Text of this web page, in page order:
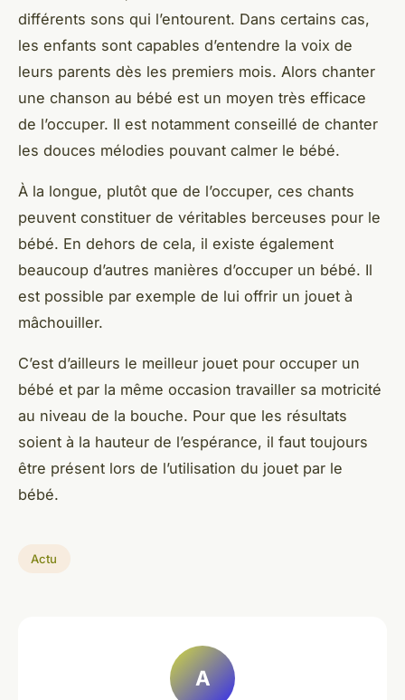
différents sons qui l’entourent. Dans certains cas,
les enfants sont capables d’entendre la voix de
leurs parents dès les premiers mois. Alors chanter
une chanson au bébé est un moyen très efficace
de l’occuper. Il est notamment conseillé de chanter
les douces mélodies pouvant calmer le bébé.
À la longue, plutôt que de l’occuper, ces chants
peuvent constituer de véritables berceuses pour le
bébé. En dehors de cela, il existe également
beaucoup d’autres manières d’occuper un bébé. Il
est possible par exemple de lui offrir un jouet à
mâchouiller.
C’est d’ailleurs le meilleur jouet pour occuper un
bébé et par la même occasion travailler sa motricité
au niveau de la bouche. Pour que les résultats
soient à la hauteur de l’espérance, il faut toujours
être présent lors de l’utilisation du jouet par le
bébé.
Actu
A